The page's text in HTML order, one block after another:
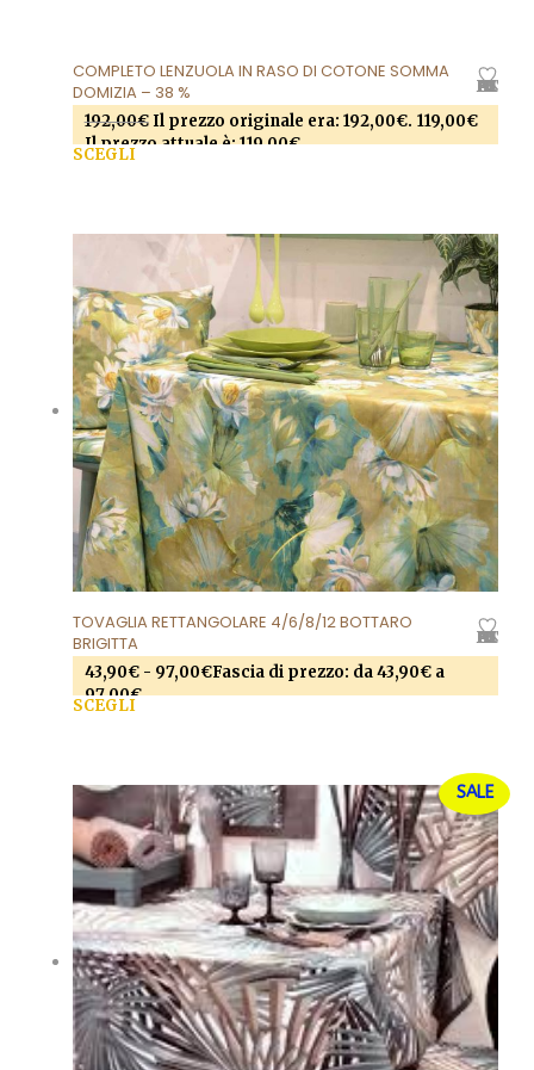
AGGIUNGI ALLA LISTA DEI DESIDERI
COMPLETO LENZUOLA IN RASO DI COTONE SOMMA
DOMIZIA – 38 %
192,00€ Il prezzo originale era: 192,00€. 119,00€
Il prezzo attuale è: 119,00€.
SCEGLI
possono essere scelte nella pagina del prodotto
AGGIUNGI ALLA LISTA DEI DESIDERI
TOVAGLIA RETTANGOLARE 4/6/8/12 BOTTARO
BRIGITTA
43,90€ - 97,00€Fascia di prezzo: da 43,90€ a
97,00€
SCEGLI
possono essere scelte nella pagina del prodotto
SALE